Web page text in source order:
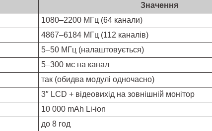
Значення
1080–2200 МГц (64 канали)
4867–6184 МГц (112 каналів)
5–50 МГц (налаштовується)
5–300 мс на канал
так (обидва модулі одночасно)
3″ LCD + відеовихід на зовнішній монітор
10 000 mAh Li-ion
до 8 год